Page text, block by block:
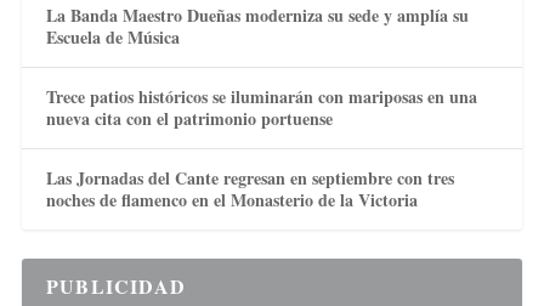
La Banda Maestro Dueñas moderniza su sede y amplía su
Escuela de Música
Trece patios históricos se iluminarán con mariposas en una
nueva cita con el patrimonio portuense
Las Jornadas del Cante regresan en septiembre con tres
noches de flamenco en el Monasterio de la Victoria
PUBLICIDAD